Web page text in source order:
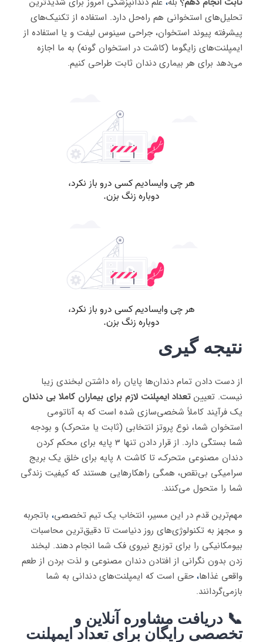
تحلیل‌های استخوانی هم راه‌حل دارد. استفاده از تکنیک‌های
پیشرفته پیوند استخوان، جراحی سینوس لیفت و یا استفاده از
ایمپلنت‌های زایگوما (کاشت در استخوان گونه) به ما اجازه
می‌دهد برای هر بیماری دندان ثابت طراحی کنیم.
نتیجه گیری
از دست دادن تمام دندان‌ها پایان راه داشتن لبخندی زیبا
نیست. تعیین تعداد ایمپلنت لازم برای بیماران کاملا بی دندان
یک فرآیند کاملاً شخصی‌سازی شده است که به آناتومی
استخوان شما، نوع پروتز انتخابی (ثابت یا متحرک) و بودجه
شما بستگی دارد. از قرار دادن تنها 3 پایه برای محکم کردن
دندان مصنوعی متحرک، تا کاشت 8 پایه برای خلق یک بریج
سرامیکی بی‌نقص، همگی راهکارهایی هستند که کیفیت زندگی
شما را متحول می‌کنند.
مهم‌ترین قدم در این مسیر، انتخاب یک تیم تخصصی، باتجربه
و مجهز به تکنولوژی‌های روز دنیاست تا دقیق‌ترین محاسبات
بیومکانیکی را برای توزیع نیروی فک شما انجام دهند. لبخند
زدن بدون نگرانی از افتادن دندان مصنوعی و لذت بردن از طعم
واقعی غذاها، حقی است که ایمپلنت‌های دندانی به شما
بازمی‌گردانند.
📞 دریافت مشاوره آنلاین و
تخصصی رایگان برای تعداد ایمپلنت